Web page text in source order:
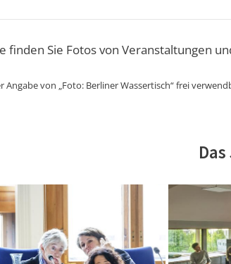
finden Sie Fotos von Veranstaltungen
Angabe von „Foto: Berliner Wassertisch“ frei